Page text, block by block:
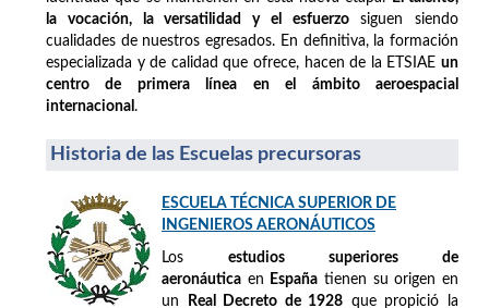
la vocación, la versatilidad y el esfuerzosiguen siendo
cualidades de nuestros egresados. En definitiva, la formación
especializada y de calidad que ofrece, hacen de la ETSIAE un
centro de primera línea en el ámbito aeroespacial
internacional .
Historia de las Escuelas precursoras
ESCUELA TÉCNICA SUPERIOR DE
INGENIEROS AERONÁUTICOS
Los estudios superiores de
aeronáutica en España tienen su origen en
un
Real Decreto de 1928 que propició la